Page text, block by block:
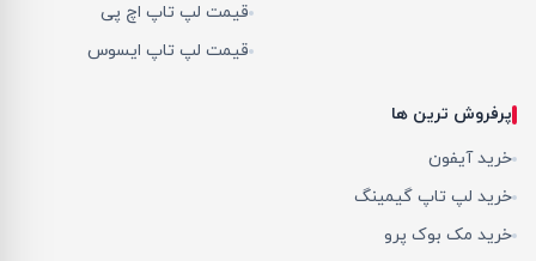
قیمت لپ تاپ اچ پی
قیمت لپ تاپ ایسوس
پرفروش ترین ها
خرید آیفون
خرید لپ تاپ گیمینگ
خرید مک بوک پرو